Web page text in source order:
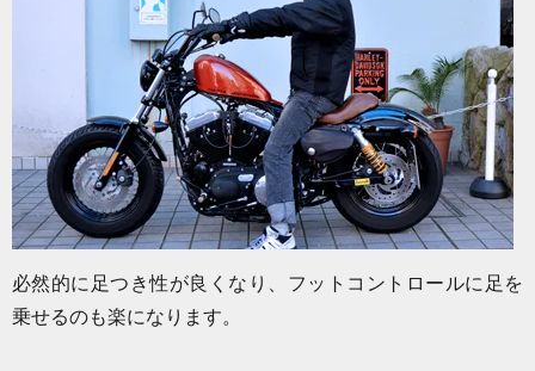
必然的に足つき性が良くなり、フットコントロールに足を
乗せるのも楽になります。